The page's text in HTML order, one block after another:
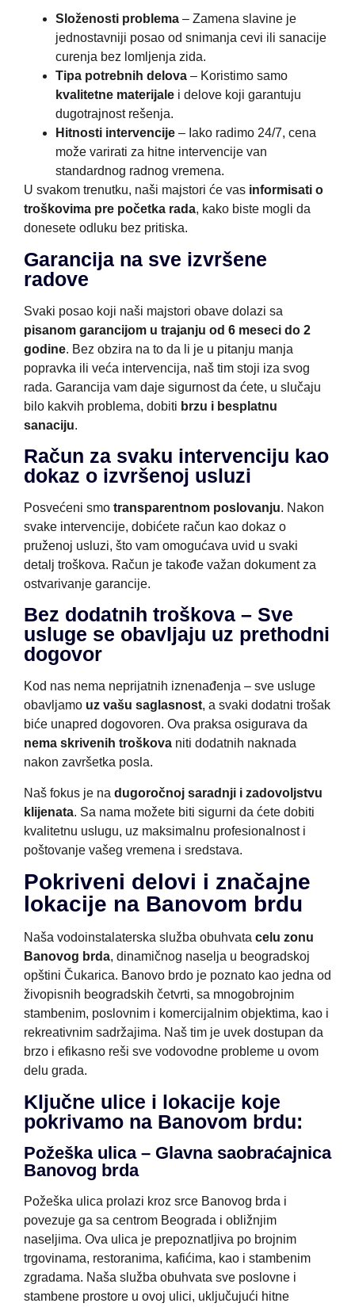
Složenosti problema – Zamena slavine je
jednostavniji posao od snimanja cevi ili sanacije
curenja bez lomljenja zida.
Tipa potrebnih delova – Koristimo samo
kvalitetne materijale i delove koji garantuju
dugotrajnost rešenja.
Hitnosti intervencije – Iako radimo 24/7, cena
može varirati za hitne intervencije van
standardnog radnog vremena.
U svakom trenutku, naši majstori će vas informisati o
troškovima pre početka rada, kako biste mogli da
donesete odluku bez pritiska.
Garancija na sve izvršene
radove
Svaki posao koji naši majstori obave dolazi sa
pisanom garancijom u trajanju od 6 meseci do 2
godine. Bez obzira na to da li je u pitanju manja
popravka ili veća intervencija, naš tim stoji iza svog
rada. Garancija vam daje sigurnost da ćete, u slučaju
bilo kakvih problema, dobiti brzu i besplatnu
sanaciju.
Račun za svaku intervenciju kao
dokaz o izvršenoj usluzi
Posvećeni smo transparentnom poslovanju. Nakon
svake intervencije, dobićete račun kao dokaz o
pruženoj usluzi, što vam omogućava uvid u svaki
detalj troškova. Račun je takođe važan dokument za
ostvarivanje garancije.
Bez dodatnih troškova – Sve
usluge se obavljaju uz prethodni
dogovor
Kod nas nema neprijatnih iznenađenja – sve usluge
obavljamo uz vašu saglasnost, a svaki dodatni trošak
biće unapred dogovoren. Ova praksa osigurava da
nema skrivenih troškova niti dodatnih naknada
nakon završetka posla.
Naš fokus je na dugoročnoj saradnji i zadovoljstvu
klijenata. Sa nama možete biti sigurni da ćete dobiti
kvalitetnu uslugu, uz maksimalnu profesionalnost i
poštovanje vašeg vremena i sredstava.
Pokriveni delovi i značajne
lokacije na Banovom brdu
Naša vodoinstalaterska služba obuhvata celu zonu
Banovog brda, dinamičnog naselja u beogradskoj
opštini Čukarica. Banovo brdo je poznato kao jedna od
živopisnih beogradskih četvrti, sa mnogobrojnim
stambenim, poslovnim i komercijalnim objektima, kao i
rekreativnim sadržajima. Naš tim je uvek dostupan da
brzo i efikasno reši sve vodovodne probleme u ovom
delu grada.
Ključne ulice i lokacije koje
pokrivamo na Banovom brdu:
Požeška ulica – Glavna saobraćajnica
Banovog brda
Požeška ulica prolazi kroz srce Banovog brda i
povezuje ga sa centrom Beograda i obližnjim
naseljima. Ova ulica je prepoznatljiva po brojnim
trgovinama, restoranima, kafićima, kao i stambenim
zgradama. Naša služba obuhvata sve poslovne i
stambene prostore u ovoj ulici, uključujući hitne